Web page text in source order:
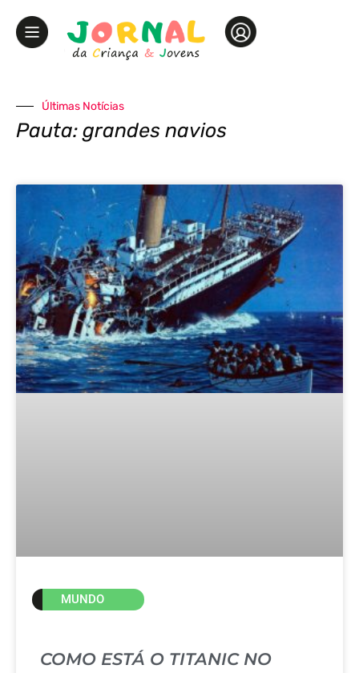
Últimas Notícias
Pauta: grandes navios
MUNDO
COMO ESTÁ O TITANIC NO